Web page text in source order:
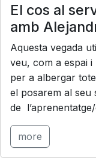
El cos al
amb
Aquesta vegada
veu, com a espai
per a albergar
el posarem al seu
de
more